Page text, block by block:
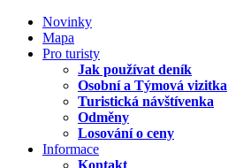
Novinky
Mapa
Pro turisty
Jak používat deník
Osobní a Týmová vizitka
Turistická návštívenka
Odměny
Losování o ceny
Informace
Kontakt